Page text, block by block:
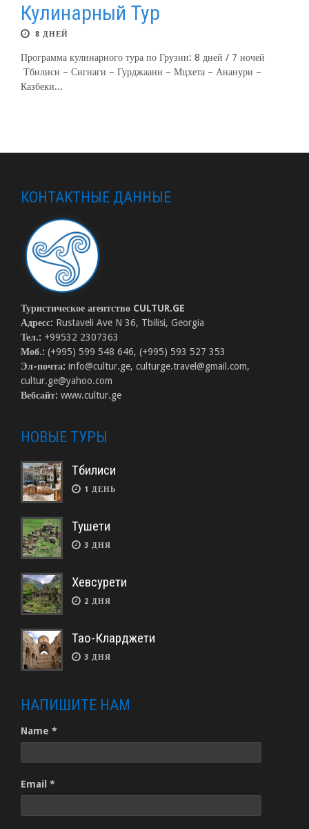
Кулинарный Тур
8 ДНЕЙ
Программа кулинарного тура по Грузии: 8 дней / 7 ночей
Тбилиси – Сигнаги – Гурджаани – Мцхета – Ананури –
Казбеки...
КОНТАКТНЫЕ ДАННЫЕ
Туристическое агентство CULTUR.GE
Адресс: Rustaveli Ave N 36, Tbilisi, Georgia
Тел.: +99532 2307363
Моб.: (+995) 599 548 646, (+995) 593 527 353
Эл-почта: info@cultur.ge, culturge.travel@gmail.com,
cultur.ge@yahoo.com
Вебсайт: www.cultur.ge
НОВЫЕ ТУРЫ
Тбилиси
1 ДЕНЬ
Тушети
3 ДНЯ
Хевсурети
2 ДНЯ
Тао-Кларджети
3 ДНЯ
НАПИШИТЕ НАМ
Name *
Email *